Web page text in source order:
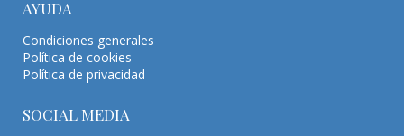
AYUDA
Condiciones generales
Política de cookies
Política de privacidad
SOCIAL MEDIA